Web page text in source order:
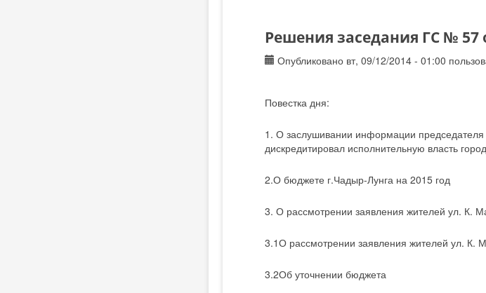
Решения заседания ГС № 57
Опубликовано вт, 09/12/2014 - 01:00
Повестка дня:
1. О заслушивании информации
дискредитировал исполнительную власть
2.О бюджете г.Чадыр-Лунга на 2015 год
3. О рассмотрении заявления жителей ул. К.
3.1О рассмотрении заявления жителей ул. К.
3.2Об уточнении бюджета